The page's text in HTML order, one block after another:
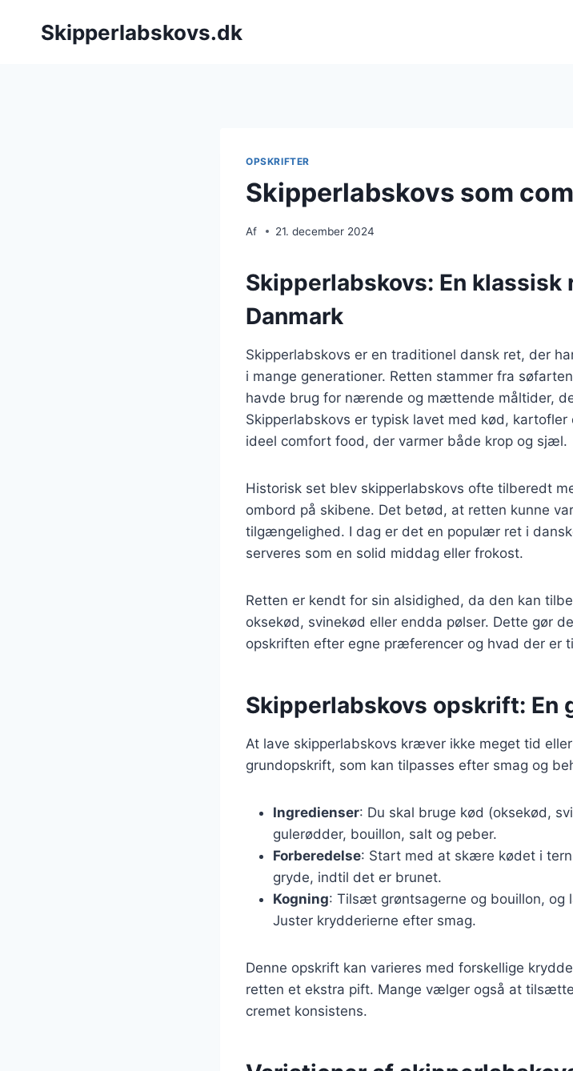
Skipperlabskovs.dk
OPSKRIFTER
Skipperlabskovs som
Af 21. december 2024
Skipperlabskovs: En klassisk
Danmark
Skipperlabskovs er en traditionel dansk ret, der
i mange generationer. Retten stammer fra
havde brug for nærende og mættende måltider,
Skipperlabskovs er typisk lavet med kød,
ideel comfort food, der varmer både krop og sjæl.
Historisk set blev skipperlabskovs ofte tilberedt
ombord på skibene. Det betød, at retten kunne
tilgængelighed. I dag er det en populær ret i
serveres som en solid middag eller frokost.
Retten er kendt for sin alsidighed, da den kan
oksekød, svinekød eller endda pølser. Dette gør
opskriften efter egne præferencer og hvad der er
Skipperlabskovs opskrift:
At lave skipperlabskovs kræver ikke meget tid
grundopskrift, som kan tilpasses efter smag og
Ingredienser: Du skal bruge kød (oksekød,
gulerødder, bouillon, salt og peber.
Forberedelse: Start med at skære kødet i
gryde, indtil det er brunet.
Kogning: Tilsæt grøntsagerne og bouillon, og
Juster krydderierne efter smag.
Denne opskrift kan varieres med forskellige
retten et ekstra pift. Mange vælger også at
cremet konsistens.